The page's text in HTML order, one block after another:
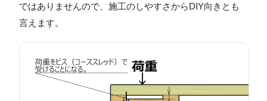
ではありませんので、施工のしやすさからDIY向きとも
言えます。